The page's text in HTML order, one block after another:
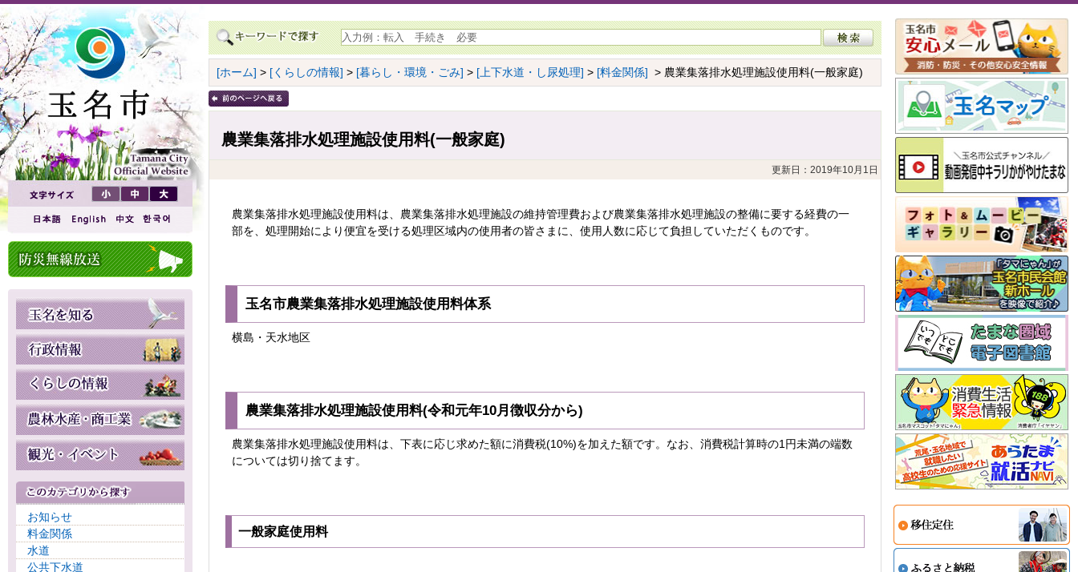
お知らせ
料金関係
水道
公共下水道
[ホーム] > [くらしの情報] > [暮らし・環境・ごみ] > [上下水道・し尿処理] > [料金関係] > 農業集落排水処理施設使用料(一般家庭)
農業集落排水処理施設使用料(一般家庭)
更新日：2019年10月1日
農業集落排水処理施設使用料は、農業集落排水処理施設の維持管理費および農業集落排水処理施設の整備に要する経費の一
部を、処理開始により便宜を受ける処理区域内の使用者の皆さまに、使用人数に応じて負担していただくものです。
玉名市農業集落排水処理施設使用料体系
横島・天水地区
農業集落排水処理施設使用料(令和元年10月徴収分から)
農業集落排水処理施設使用料は、下表に応じ求めた額に消費税(10%)を加えた額です。なお、消費税計算時の1円未満の端数
については切り捨てます。
一般家庭使用料